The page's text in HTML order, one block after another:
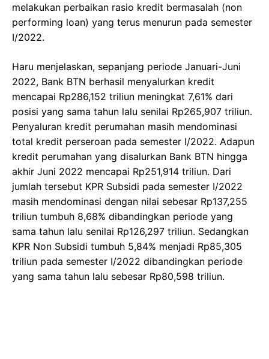
melakukan perbaikan rasio kredit bermasalah (non
performing loan) yang terus menurun pada semester
I/2022.
Haru menjelaskan, sepanjang periode Januari-Juni
2022, Bank BTN berhasil menyalurkan kredit
mencapai Rp286,152 triliun meningkat 7,61% dari
posisi yang sama tahun lalu senilai Rp265,907 triliun.
Penyaluran kredit perumahan masih mendominasi
total kredit perseroan pada semester I/2022. Adapun
kredit perumahan yang disalurkan Bank BTN hingga
akhir Juni 2022 mencapai Rp251,914 triliun. Dari
jumlah tersebut KPR Subsidi pada semester I/2022
masih mendominasi dengan nilai sebesar Rp137,255
triliun tumbuh 8,68% dibandingkan periode yang
sama tahun lalu senilai Rp126,297 triliun. Sedangkan
KPR Non Subsidi tumbuh 5,84% menjadi Rp85,305
triliun pada semester I/2022 dibandingkan periode
yang sama tahun lalu sebesar Rp80,598 triliun.